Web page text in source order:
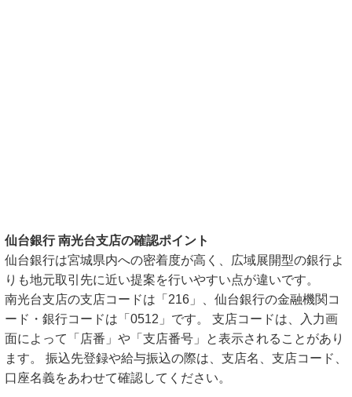
仙台銀行 南光台支店の確認ポイント
仙台銀行は宮城県内への密着度が高く、広域展開型の銀行よ
りも地元取引先に近い提案を行いやすい点が違いです。
南光台支店の支店コードは「216」、仙台銀行の金融機関コ
ード・銀行コードは「0512」です。 支店コードは、入力画
面によって「店番」や「支店番号」と表示されることがあり
ます。 振込先登録や給与振込の際は、支店名、支店コード、
口座名義をあわせて確認してください。